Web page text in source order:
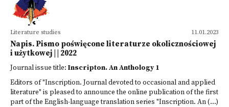
11.01.2023
Literature studies
Napis. Pismo poświęcone literaturze okolicznościowej
i użytkowej | | 2022
Journal issue title: Inscripton. An Anthology 1
Editors of "Inscription. Journal devoted to occasional and applied
literature" is pleased to announce the online publication of the first
part of the English-language translation series "Inscription. An (...)